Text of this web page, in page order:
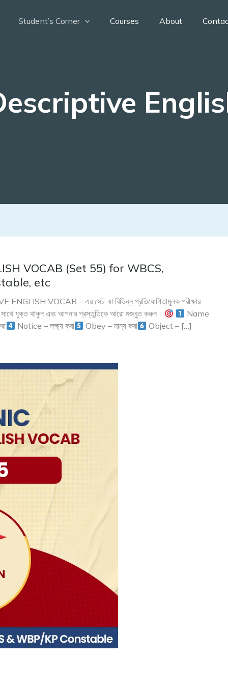
Student’s Corner Courses About
VOCAB (Set 55) for WBCS,
etc
VOCAB – এর সেট, যা বিভিন্ন প্রতিযোগিতামূলক পরীক্ষার
সাথে যুক্ত থাকুন এবং আপনার প্রস্তুতিকে আরো মজবুত করুন।
Name
Notice – লক্ষ্য করা Obey – মান্য করা Object – […]